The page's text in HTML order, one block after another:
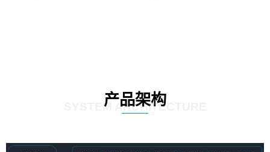
产品架构
SYSTEM ARCHITECTURE